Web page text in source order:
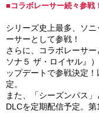
■コラボレーサー続々参戦！
シリーズ史上最多、ソ
ーサーとして参戦！
さらに、コラボレーサ
ソナ５ ザ・ロイヤル』
ップデートで参戦決定
定。
また、「シーズンパス
DLCを定期配信予定。